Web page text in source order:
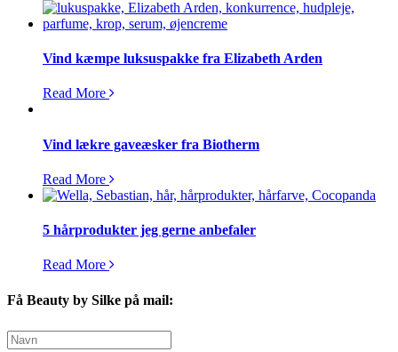
Vind kæmpe luksuspakke fra Elizabeth Arden
Read More
Vind lækre gaveæsker fra Biotherm
Read More
5 hårprodukter jeg gerne anbefaler
Read More
Få Beauty by Silke på mail: